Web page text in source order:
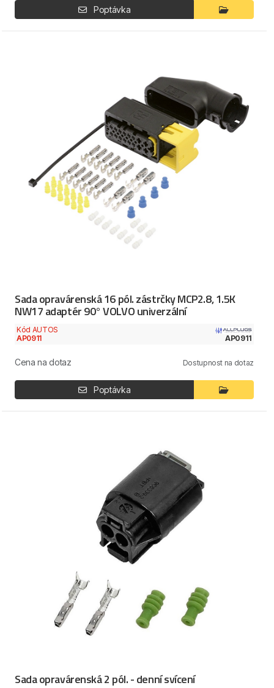
Poptávka
Sada opravárenská 16 pól. zástrčky MCP2.8, 1.5K
NW17 adaptér 90° VOLVO univerzální
Kód AUTOS
AP0911
AP0911
Cena na dotaz Dostupnost na dotaz
Poptávka
Sada opravárenská 2 pól. - denní svícení